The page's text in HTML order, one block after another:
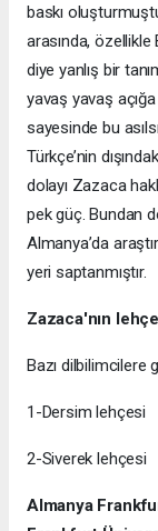
baskı
arasında, özellikle
diye yanlış bir
yavaş yavaş
sayesinde bu
Türkçe’nin
dolayı Zazaca
pek güç. Bundan
Almanya’da
yeri saptanmıştır.
Zazaca'nın
Bazı dilbilimcilere
1-Dersim lehçesi
2-Siverek lehçesi
Almanya